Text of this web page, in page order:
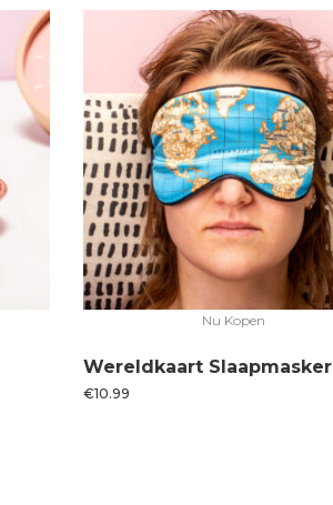
Nu Kopen
Wereldkaart Slaapmasker
€10.99